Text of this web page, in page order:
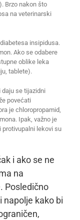
Brzo nakon što
na veterinarski
insipidusa.
Ako se odabere
oblike leka
tablete).
daju se tijazidni
povećati
je chloropropamid,
Ipak, važno je
protivupalni lekovi su
i ako se ne
na
Posledično
napolje kako bi